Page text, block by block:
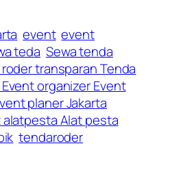
event event
teda Sewa tenda
transparan Tenda
organizer Event
planer Jakarta
Alat pesta
tendaroder